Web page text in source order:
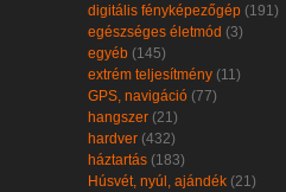
digitális fényképezőgép (191)
egészséges életmód (3)
egyéb (145)
extrém teljesítmény (11)
GPS, navigáció (77)
hangszer (21)
hardver (432)
háztartás (183)
Húsvét, nyúl, ajándék (21)